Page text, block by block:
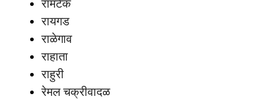
रामटेक
रायगड
राळेगाव
राहाता
राहुरी
रेमल चक्रीवादळ